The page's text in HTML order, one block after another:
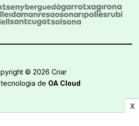
X
© 2026 Criar
tecnologia de OA Cloud